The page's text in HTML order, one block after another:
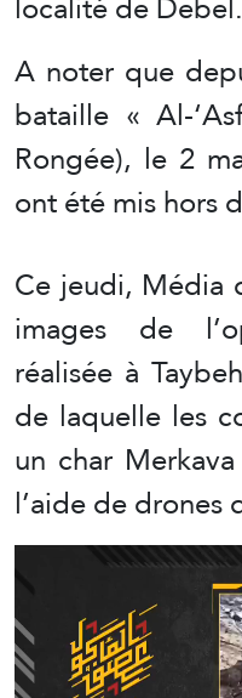
A noter que
bataille « Al-
Rongée), le 2
ont été mis hors
Ce jeudi, Média
images de
réalisée à
de laquelle les
un char
l’aide de drones